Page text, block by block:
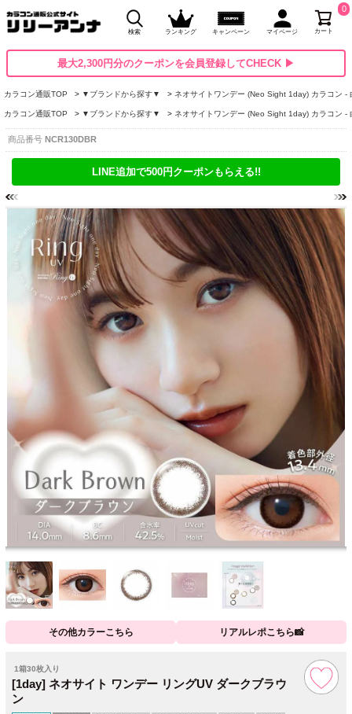
検索 ランキング キャンペーン マイページ カート
0
最大2,300円分のクーポンを会員登録してCHECK ▶
カラコン通販TOP ▼ブランドから探す▼ ネオサイトワンデー (Neo Sight 1day) カラコン -
カラコン通販TOP ▼ブランドから探す▼ ネオサイトワンデー (Neo Sight 1day) カラコン -
商品番号 NCR130DBR
LINE追加で500円クーポンもらえる!!
その他カラーこちら リアルレポこちら📸
1箱30枚入り
[1day] ネオサイト ワンデー リングUV ダークブラウ
ン